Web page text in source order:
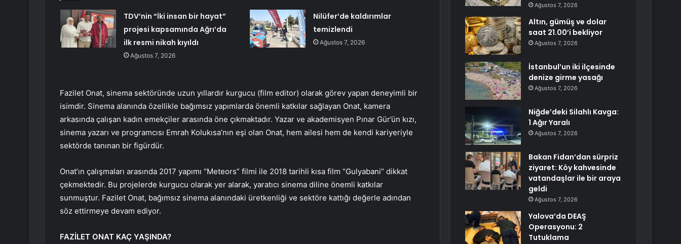
TDV’nin “İki insan bir hayat”
projesi kapsamında Ağrı’da
ilk resmi nikah kıyıldı
Ağustos 7, 2026
Nilüfer’de kaldırımlar
temizlendi
Ağustos 7, 2026
Fazilet Onat, sinema sektöründe uzun yıllardır kurgucu (film editor) olarak görev yapan deneyimli bir
isimdir. Sinema alanında özellikle bağımsız yapımlarda önemli katkılar sağlayan Onat, kamera
arkasında çalışan kadın emekçiler arasında öne çıkmaktadır. Yazar ve akademisyen Pınar Gür’ün kızı,
sinema yazarı ve programcısı Emrah Kolukısa’nın eşi olan Onat, hem ailesi hem de kendi kariyeriyle
sektörde tanınan bir figürdür.
Onat’ın çalışmaları arasında 2017 yapımı “Meteors” filmi ile 2018 tarihli kısa film “Gulyabani” dikkat
çekmektedir. Bu projelerde kurgucu olarak yer alarak, yaratıcı sinema diline önemli katkılar
sunmuştur. Fazilet Onat, bağımsız sinema alanındaki üretkenliği ve sektöre kattığı değerle adından
söz ettirmeye devam ediyor.
FAZİLET ONAT KAÇ YAŞINDA?
Ağustos 7, 2026
Altın, gümüş ve dolar
saat 21.00’i bekliyor
Ağustos 7, 2026
İstanbul’un iki ilçesinde
denize girme yasağı
Ağustos 7, 2026
Niğde’deki Silahlı Kavga:
1 Ağır Yaralı
Ağustos 7, 2026
Bakan Fidan’dan sürpriz
ziyaret: Köy kahvesinde
vatandaşlar ile bir araya
geldi
Ağustos 7, 2026
Yalova’da DEAŞ
Operasyonu: 2
Tutuklama